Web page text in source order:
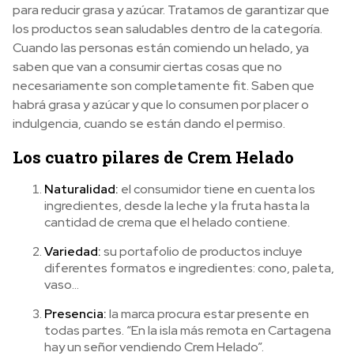
para reducir grasa y azúcar. Tratamos de garantizar que
los productos sean saludables dentro de la categoría.
Cuando las personas están comiendo un helado, ya
saben que van a consumir ciertas cosas que no
necesariamente son completamente fit. Saben que
habrá grasa y azúcar y que lo consumen por placer o
indulgencia, cuando se están dando el permiso.
Los cuatro pilares de Crem Helado
Naturalidad: el consumidor tiene en cuenta los
ingredientes, desde la leche y la fruta hasta la
cantidad de crema que el helado contiene.
Variedad:su portafolio de productos incluye
diferentes formatos e ingredientes: cono, paleta,
vaso…
Presencia:la marca procura estar presente en
todas partes. “En la isla más remota en Cartagena
hay un señor vendiendo Crem Helado”.